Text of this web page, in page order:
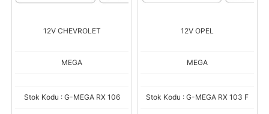
12V CHEVROLET
MEGA
Stok Kodu : G-MEGA RX 106
12V OPEL
MEGA
Stok Kodu : G-MEGA RX 103 F